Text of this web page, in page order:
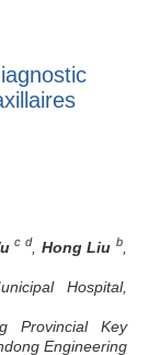
c d Hong Liu b
Hospital,
Provincial Key
Engineering